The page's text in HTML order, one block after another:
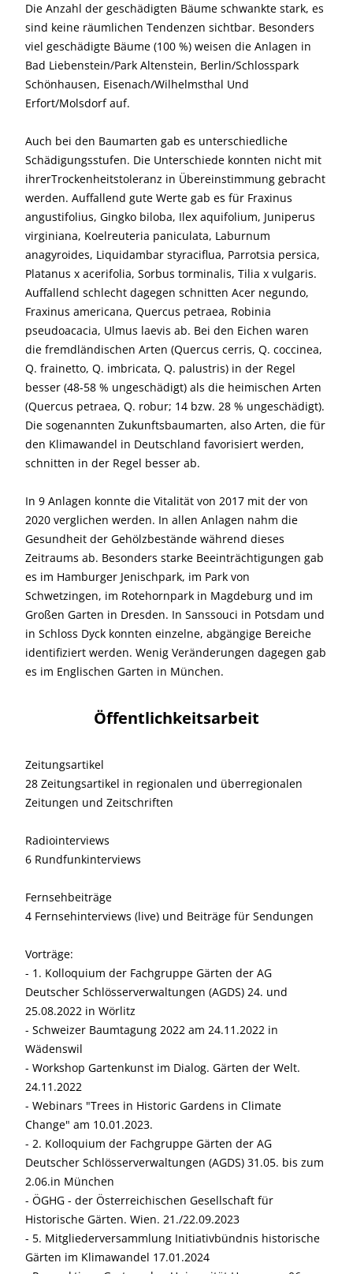
Die Anzahl der geschädigten Bäume schwankte stark, es
sind keine räumlichen Tendenzen sichtbar. Besonders
viel geschädigte Bäume (100 %) weisen die Anlagen in
Bad Liebenstein/Park Altenstein, Berlin/Schlosspark
Schönhausen, Eisenach/Wilhelmsthal Und
Erfort/Molsdorf auf.
Auch bei den Baumarten gab es unterschiedliche
Schädigungsstufen. Die Unterschiede konnten nicht mit
ihrerTrockenheitstoleranz in Übereinstimmung gebracht
werden. Auffallend gute Werte gab es für Fraxinus
angustifolius, Gingko biloba, Ilex aquifolium, Juniperus
virginiana, Koelreuteria paniculata, Laburnum
anagyroides, Liquidambar styraciflua, Parrotsia persica,
Platanus x acerifolia, Sorbus torminalis, Tilia x vulgaris.
Auffallend schlecht dagegen schnitten Acer negundo,
Fraxinus americana, Quercus petraea, Robinia
pseudoacacia, Ulmus laevis ab. Bei den Eichen waren
die fremdländischen Arten (Quercus cerris, Q. coccinea,
Q. frainetto, Q. imbricata, Q. palustris) in der Regel
besser (48-58 % ungeschädigt) als die heimischen Arten
(Quercus petraea, Q. robur; 14 bzw. 28 % ungeschädigt).
Die sogenannten Zukunftsbaumarten, also Arten, die für
den Klimawandel in Deutschland favorisiert werden,
schnitten in der Regel besser ab.
In 9 Anlagen konnte die Vitalität von 2017 mit der von
2020 verglichen werden. In allen Anlagen nahm die
Gesundheit der Gehölzbestände während dieses
Zeitraums ab. Besonders starke Beeinträchtigungen gab
es im Hamburger Jenischpark, im Park von
Schwetzingen, im Rotehornpark in Magdeburg und im
Großen Garten in Dresden. In Sanssouci in Potsdam und
in Schloss Dyck konnten einzelne, abgängige Bereiche
identifiziert werden. Wenig Veränderungen dagegen gab
es im Englischen Garten in München.
Öffentlichkeitsarbeit
Zeitungsartikel
28 Zeitungsartikel in regionalen und überregionalen
Zeitungen und Zeitschriften
Radiointerviews
6 Rundfunkinterviews
Fernsehbeiträge
4 Fernsehinterviews (live) und Beiträge für Sendungen
Vorträge:
- 1. Kolloquium der Fachgruppe Gärten der AG
Deutscher Schlösserverwaltungen (AGDS) 24. und
25.08.2022 in Wörlitz
- Schweizer Baumtagung 2022 am 24.11.2022 in
Wädenswil
- Workshop Gartenkunst im Dialog. Gärten der Welt.
24.11.2022
- Webinars "Trees in Historic Gardens in Climate
Change" am 10.01.2023.
- 2. Kolloquium der Fachgruppe Gärten der AG
Deutscher Schlösserverwaltungen (AGDS) 31.05. bis zum
2.06.in München
- ÖGHG - der Österreichischen Gesellschaft für
Historische Gärten. Wien. 21./22.09.2023
- 5. Mitgliederversammlung Initiativbündnis historische
Gärten im Klimawandel 17.01.2024